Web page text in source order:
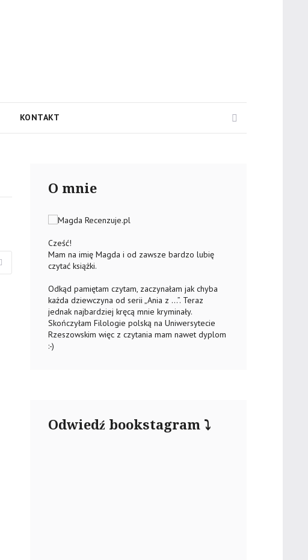
KONTAKT
O mnie
Cześć!
Mam na imię Magda i od zawsze bardzo lubię
czytać książki.
Odkąd pamiętam czytam, zaczynałam jak chyba
każda dziewczyna od serii „Ania z …”. Teraz
jednak najbardziej kręcą mnie kryminały.
Skończyłam Filologie polską na Uniwersytecie
Rzeszowskim więc z czytania mam nawet dyplom
:-)
Odwiedź bookstagram ⤵